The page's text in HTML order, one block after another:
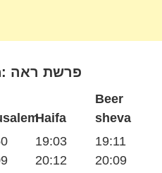
Weekly Torah Portion: פרשת ראה
Haifa
19:03
20:12
Beer
sheva
19:11
20:09